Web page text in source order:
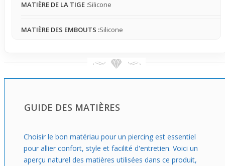
plus discrète, selon votre adaptation au diamètre choisi.
Idéal pour un utilisateur en phase de progression dans le
pour un usage quotidien ou pour affirmer un look
spécifique, ce bijou souple s’adapte aux besoins de
chacun, offrant un bon compromis entre engagement et
MATIÈRE DE LA TIGE :Silicone
MATIÈRE DES EMBOUTS :Silicone
GUIDE DES MATIÈRES
Choisir le bon matériau pour un piercing est essentiel
pour allier confort, style et facilité d'entretien. Voici un
aperçu naturel des matières utilisées dans ce produit,